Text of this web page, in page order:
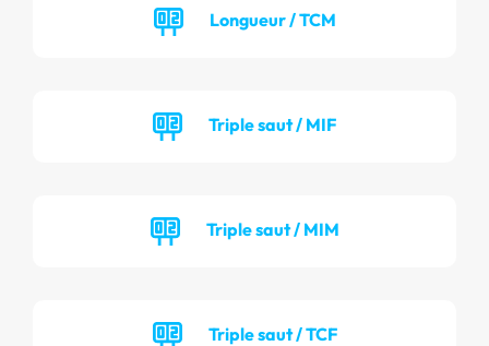
Longueur / TCM
Triple saut / MIF
Triple saut / MIM
Triple saut / TCF